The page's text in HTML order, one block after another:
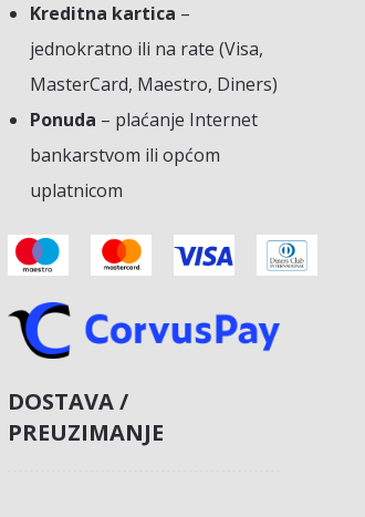
Kreditna kartica –
jednokratno ili na rate (Visa,
MasterCard, Maestro, Diners)
Ponuda – plaćanje Internet
bankarstvom ili općom
uplatnicom
DOSTAVA /
PREUZIMANJE